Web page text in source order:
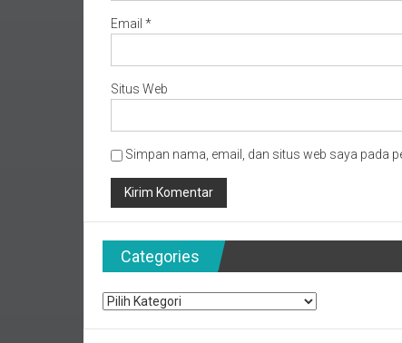
Email *
Situs Web
Simpan nama, email, dan situs web saya pada
Categories
Categories